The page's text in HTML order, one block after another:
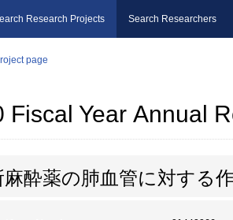
Research Projects Search Researchers
page
Fiscal Year Annual
麻酔薬の肺血管に対する